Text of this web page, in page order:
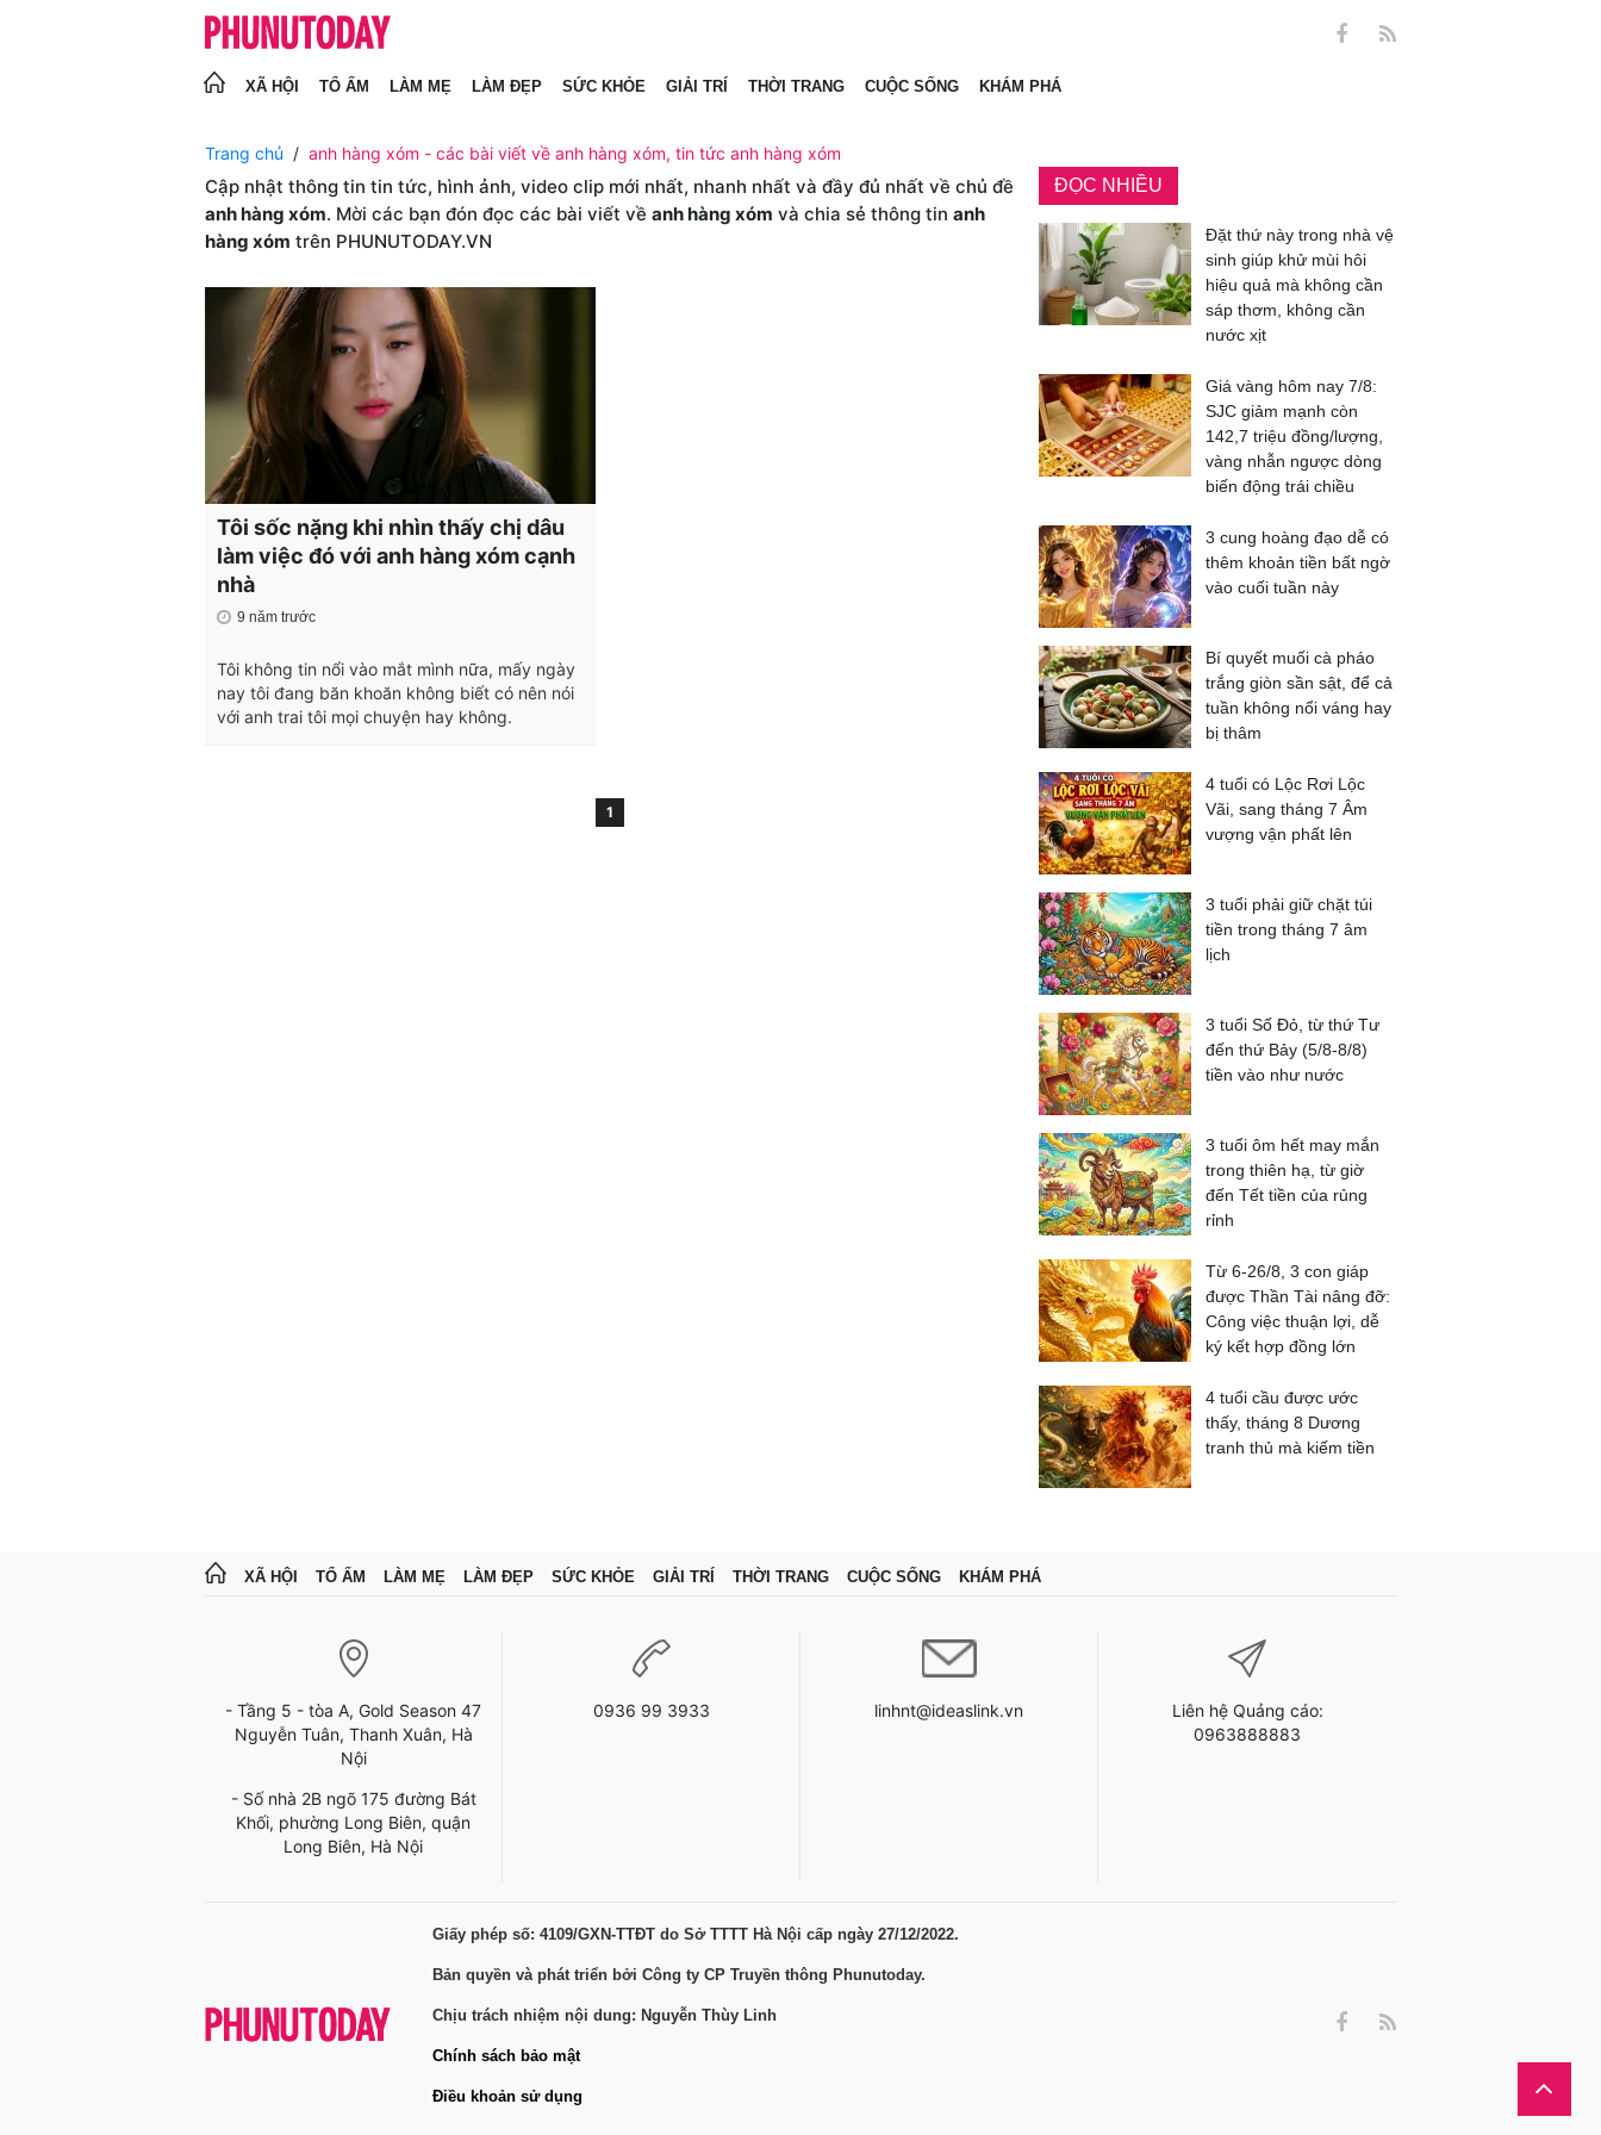
XÃ HỘI TỔ ẤM LÀM MẸ LÀM ĐẸP SỨC KHỎE GIẢI TRÍ THỜI TRANG CUỘC SỐNG KHÁM PHÁ
Trang chủ anh hàng xóm - các bài viết về anh hàng xóm, tin tức anh hàng xóm
Cập nhật thông tin tin tức, hình ảnh, video clip mới nhất, nhanh nhất và đầy đủ nhất về chủ đề
anh hàng xóm. Mời các bạn đón đọc các bài viết về anh hàng xóm và chia sẻ thông tin anh
hàng xóm trên PHUNUTODAY.VN
Tôi sốc nặng khi nhìn thấy chị dâu
làm việc đó với anh hàng xóm cạnh
nhà
9 năm trước
Tôi không tin nổi vào mắt mình nữa, mấy ngày
nay tôi đang băn khoăn không biết có nên nói
với anh trai tôi mọi chuyện hay không.
1
ĐỌC NHIỀU
Đặt thứ này trong nhà vệ
sinh giúp khử mùi hôi
hiệu quả mà không cần
sáp thơm, không cần
nước xịt
Giá vàng hôm nay 7/8:
SJC giảm mạnh còn
142,7 triệu đồng/lượng,
vàng nhẫn ngược dòng
biến động trái chiều
3 cung hoàng đạo dễ có
thêm khoản tiền bất ngờ
vào cuối tuần này
Bí quyết muối cà pháo
trắng giòn sần sật, để cả
tuần không nổi váng hay
bị thâm
4 tuổi có Lộc Rơi Lộc
Vãi, sang tháng 7 Âm
vượng vận phất lên
3 tuổi phải giữ chặt túi
tiền trong tháng 7 âm
lịch
3 tuổi Số Đỏ, từ thứ Tư
đến thứ Bảy (5/8-8/8)
tiền vào như nước
3 tuổi ôm hết may mắn
trong thiên hạ, từ giờ
đến Tết tiền của rủng
rỉnh
Từ 6-26/8, 3 con giáp
được Thần Tài nâng đỡ:
Công việc thuận lợi, dễ
ký kết hợp đồng lớn
4 tuổi cầu được ước
thấy, tháng 8 Dương
tranh thủ mà kiếm tiền
XÃ HỘI TỔ ẤM LÀM MẸ LÀM ĐẸP SỨC KHỎE GIẢI TRÍ THỜI TRANG CUỘC SỐNG KHÁM PHÁ
- Tầng 5 - tòa A, Gold Season 47
Nguyễn Tuân, Thanh Xuân, Hà
Nội
- Số nhà 2B ngõ 175 đường Bát
Khối, phường Long Biên, quận
Long Biên, Hà Nội
0936 99 3933 linhnt@ideaslink.vn
Liên hệ Quảng cáo:
0963888883
Giấy phép số: 4109/GXN-TTĐT do Sở TTTT Hà Nội cấp ngày 27/12/2022.
Bản quyền và phát triển bởi Công ty CP Truyền thông Phunutoday.
Chịu trách nhiệm nội dung: Nguyễn Thùy Linh
Chính sách bảo mật
Điều khoản sử dụng